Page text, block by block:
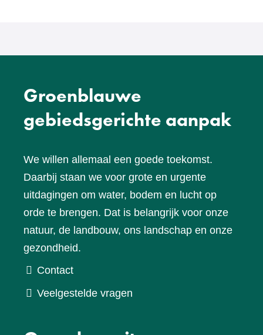
Groenblauwe
gebiedsgerichte aanpak
We willen allemaal een goede toekomst.
Daarbij staan we voor grote en urgente
uitdagingen om water, bodem en lucht op
orde te brengen. Dat is belangrijk voor onze
natuur, de landbouw, ons landschap en onze
gezondheid.
Contact
Veelgestelde vragen